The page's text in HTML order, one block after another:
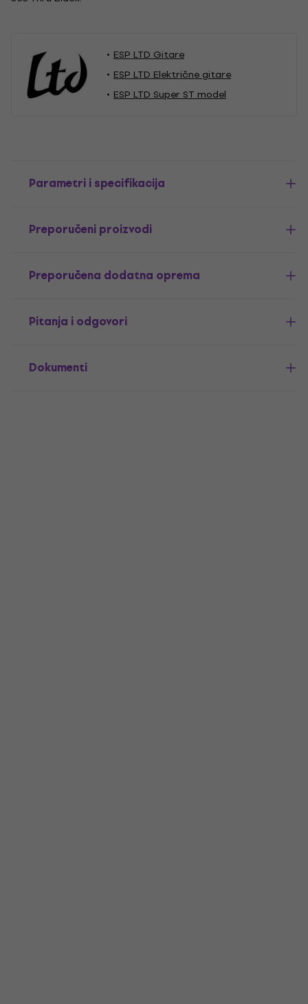
ESP LTD Gitare
ESP LTD Električne gitare
ESP LTD Super ST model
Parametri i specifikacija
Preporučeni proizvodi
Preporučena dodatna oprema
Pitanja i odgovori
Dokumenti